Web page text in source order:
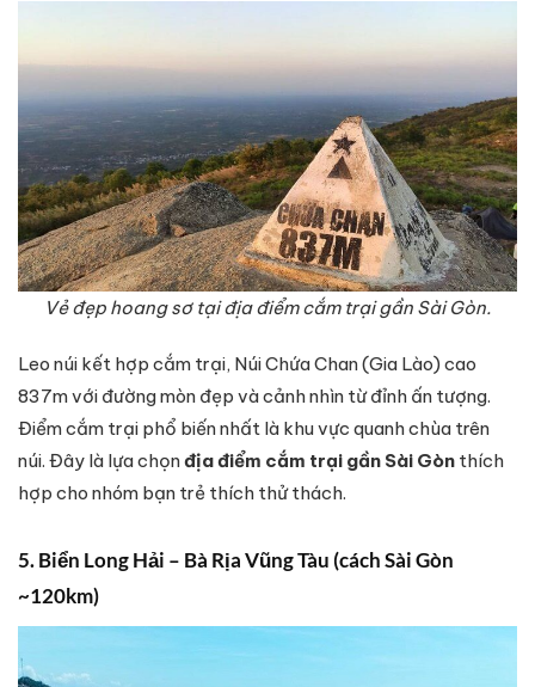
Vẻ đẹp hoang sơ tại địa điểm cắm trại gần Sài Gòn.
Leo núi kết hợp cắm trại, Núi Chứa Chan (Gia Lào) cao
837m với đường mòn đẹp và cảnh nhìn từ đỉnh ấn tượng.
Điểm cắm trại phổ biến nhất là khu vực quanh chùa trên
núi. Đây là lựa chọnđịa điểm cắm trại gần Sài Gòn thích
hợp cho nhóm bạn trẻ thích thử thách.
5. Biển Long Hải – Bà Rịa Vũng Tàu (cách Sài Gòn
~120km)